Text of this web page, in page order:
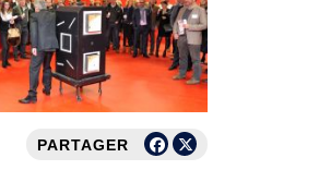
PARTAGER